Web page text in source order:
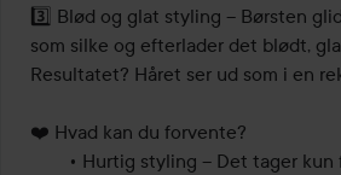
3️⃣ Blød og glat styling – Børsten
som silke og efterlader det blødt,
Resultatet? Håret ser ud som i en
❤️ Hvad kan du forvente?